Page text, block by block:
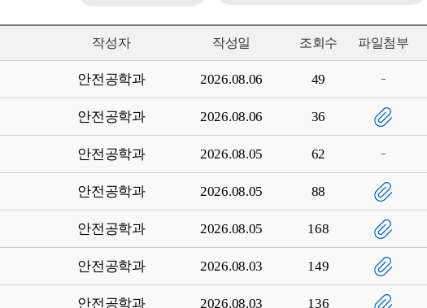
작성자 작성일 조회수 파일첨부
안전공학과 2026.08.06 49
안전공학과 2026.08.06 36
안전공학과 2026.08.05 62
안전공학과 2026.08.05 88
안전공학과 2026.08.05 168
안전공학과 2026.08.03 149
안전공학과 2026.08.03 136